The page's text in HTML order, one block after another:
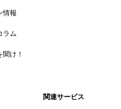
情報
ラム
け！
関連サービス